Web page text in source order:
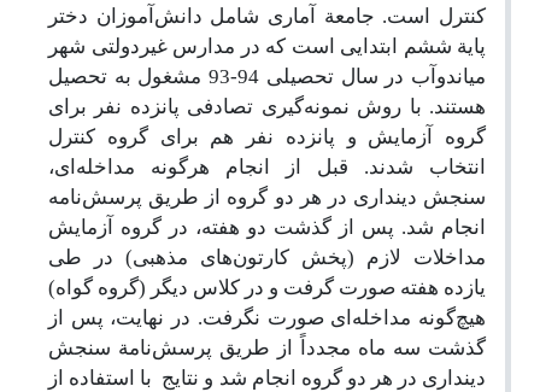
کنترل است. جامعة آماری شامل دانش‌آموزان دختر
پایة ششم ابتدایی است که در مدارس غیردولتی شهر
میاندوآب در سال تحصیلی 94-93 مشغول به تحصیل
هستند. با روش نمونه‌گیری تصادفی پانزده نفر برای
گروه آزمایش و پانزده نفر هم برای گروه کنترل
انتخاب شدند. قبل از انجام هرگونه مداخله‌ای،
سنجش دینداری در هر دو گروه از طریق پرسش‌نامه
انجام شد. پس از گذشت دو هفته، در گروه آزمایش
مداخلات لازم (پخش کارتون‌های مذهبی) در طی
یازده هفته صورت گرفت و در کلاس دیگر (گروه گواه)
هیچ‌گونه مداخله‌ای صورت نگرفت. در نهایت، پس از
گذشت سه ماه مجدداً از طریق پرسش‌نامة سنجش
دینداری در هر دو گروه انجام شد و نتایج با استفاده از